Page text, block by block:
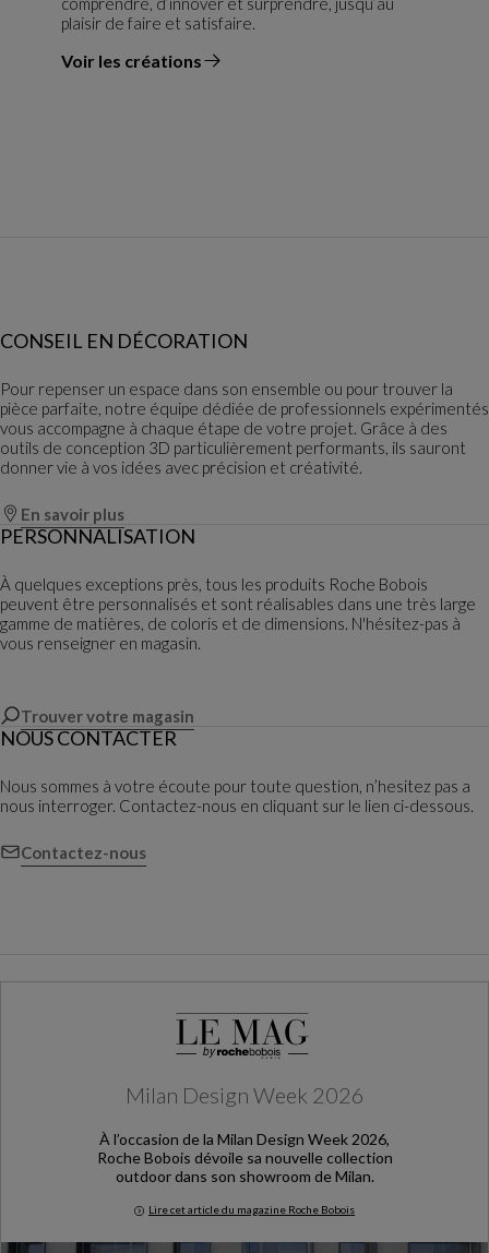
plaisir de faire et satisfaire.
Voir les créations
du designer
CONSEIL EN DÉCORATION
Pour repenser un espace dans son ensemble ou pour trouver la
pièce parfaite, notre équipe dédiée de professionnels expérimentés
vous accompagne à chaque étape de votre projet. Grâce à des
outils de conception 3D particulièrement performants, ils sauront
donner vie à vos idées avec précision et créativité.
En savoir plus
PERSONNALISATION
À quelques exceptions près, tous les produits Roche Bobois
peuvent être personnalisés et sont réalisables dans une très large
gamme de matières, de coloris et de dimensions. N'hésitez-pas à
vous renseigner en magasin.
Trouver votre magasin
NOUS CONTACTER
Nous sommes à votre écoute pour toute question, n’hesitez pas a
nous interroger. Contactez-nous en cliquant sur le lien ci-dessous.
Contactez-nous
Milan Design Week 2026
À l’occasion de la Milan Design Week 2026,
Roche Bobois dévoile sa nouvelle collection
outdoor dans son showroom de Milan.
Lire cet article du magazine Roche Bobois
Milan Design Week 2026